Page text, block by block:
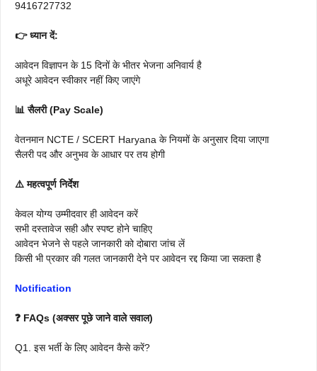
9416727732
👉 ध्यान दें:
आवेदन विज्ञापन के 15 दिनों के भीतर भेजना अनिवार्य है
अधूरे आवेदन स्वीकार नहीं किए जाएंगे
📊 सैलरी (Pay Scale)
वेतनमान NCTE / SCERT Haryana के नियमों के अनुसार दिया जाएगा
सैलरी पद और अनुभव के आधार पर तय होगी
⚠️ महत्वपूर्ण निर्देश
केवल योग्य उम्मीदवार ही आवेदन करें
सभी दस्तावेज सही और स्पष्ट होने चाहिए
आवेदन भेजने से पहले जानकारी को दोबारा जांच लें
किसी भी प्रकार की गलत जानकारी देने पर आवेदन रद्द किया जा सकता है
Notification
❓ FAQs (अक्सर पूछे जाने वाले सवाल)
Q1. इस भर्ती के लिए आवेदन कैसे करें?